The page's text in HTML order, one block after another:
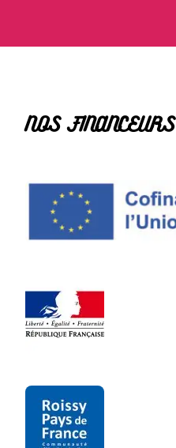
NOS FINANCEURS